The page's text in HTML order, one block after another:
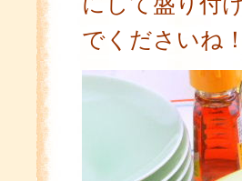
でくださいね！